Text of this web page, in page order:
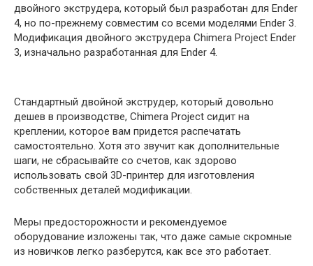
двойного экструдера, который был разработан для Ender
4, но по-прежнему совместим со всеми моделями Ender 3.
Модификация двойного экструдера Chimera Project Ender
3, изначально разработанная для Ender 4.
Стандартный двойной экструдер, который довольно
дешев в производстве, Chimera Project сидит на
креплении, которое вам придется распечатать
самостоятельно. Хотя это звучит как дополнительные
шаги, не сбрасывайте со счетов, как здорово
использовать свой 3D-принтер для изготовления
собственных деталей модификации.
Меры предосторожности и рекомендуемое
оборудование изложены так, что даже самые скромные
из новичков легко разберутся, как все это работает.